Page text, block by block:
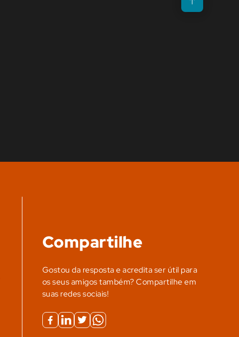
Voltar para o topo da
Compartilhe
Gostou da resposta e acredita ser útil para
os seus amigos também? Compartilhe em
suas redes sociais!